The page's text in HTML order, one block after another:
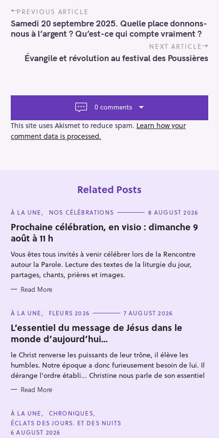
P
o
s
t
a
o
n
PREVIOUS ARTICLE
Samedi 20 septembre 2025. Quelle place donnons-
nous à l’argent ? Qu’est-ce qui compte vraiment ?
NEXT ARTICLE
Évangile et révolution au festival des Poussières
0 comments
This site uses Akismet to reduce spam. Learn how your
comment data is processed.
Related Posts
C
T
E
G
O
R
I
E
S
À LA UNE NOS CÉLÉBRATIONS 8 AUGUST 2026
Prochaine célébration, en visio : dimanche 9
août à 11 h
Vous êtes tous invités à venir célébrer lors de la Rencontre
autour la Parole. Lecture des textes de la liturgie du jour,
partages, chants, prières et images.
Read More
C
T
E
G
O
R
I
E
S
À LA UNE FLEURS 2026 7 AUGUST 2026
L’essentiel du message de Jésus dans le
monde d’aujourd’hui…
le Christ renverse les puissants de leur trône, il élève les
humbles. Notre époque a donc furieusement besoin de lui. Il
dérange l'ordre établi... Christine nous parle de son essentiel
Read More
C
A
T
E
À LA UNE
CHRONIQUES
ÉCLATS DES JOURS. ET DES NUITS
6 AUGUST 2026